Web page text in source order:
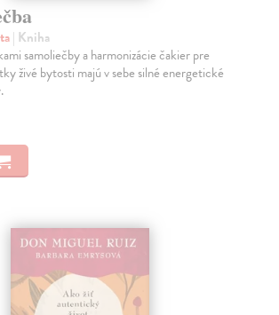
| Kniha
samoliečby a harmonizácie čakier pre
živé bytosti majú v sebe silné energetické